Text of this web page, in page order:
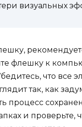
визуальных
флешку к
что все
так, как
процесс
и проверьте,